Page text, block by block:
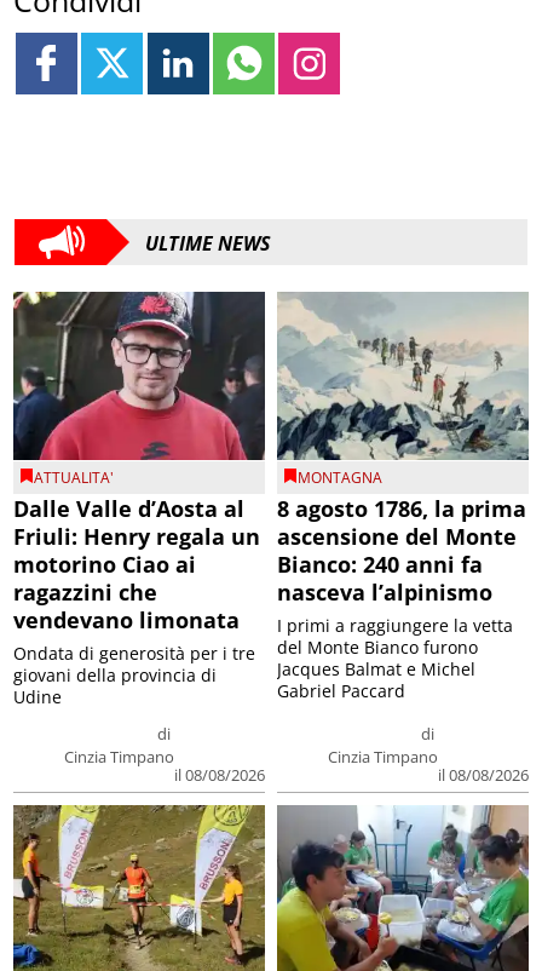
ULTIME NEWS
ATTUALITA'
Dalle Valle d’Aosta al
Friuli: Henry regala un
motorino Ciao ai
ragazzini che
vendevano limonata
di
Cinzia Timpano
il 08/08/2026
Ondata di generosità per i tre
giovani della provincia di
Udine
MONTAGNA
8 agosto 1786, la prima
ascensione del Monte
Bianco: 240 anni fa
nasceva l’alpinismo
di
Cinzia Timpano
il 08/08/2026
I primi a raggiungere la vetta
del Monte Bianco furono
Jacques Balmat e Michel
Gabriel Paccard